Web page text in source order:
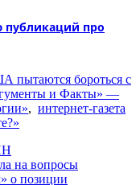
про
пытаются бороться с
и Факты» —
, интернет-газета